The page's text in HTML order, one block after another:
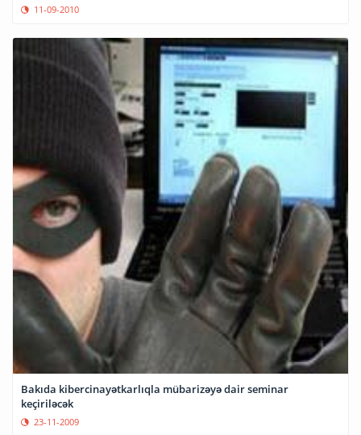
11-09-2010
Bakıda kibercinayətkarlıqla mübarizəyə dair seminar
keçiriləcək
23-11-2009